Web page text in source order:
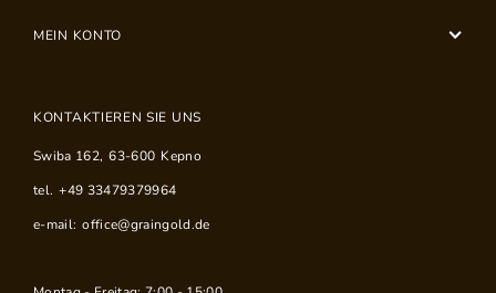
MEIN KONTO
KONTAKTIEREN SIE UNS
Swiba 162, 63-600 Kepno
tel. +49 33479379964
e-mail: office@graingold.de